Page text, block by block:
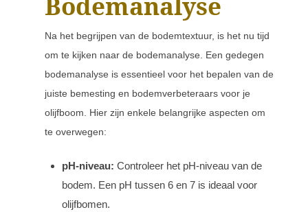
Na het begrijpen van de bodemtextuur, is het nu tijd
om te kijken naar de bodemanalyse. Een gedegen
bodemanalyse is essentieel voor het bepalen van de
juiste bemesting en bodemverbeteraars voor je
olijfboom. Hier zijn enkele belangrijke aspecten om
te overwegen:
pH-niveau: Controleer het pH-niveau van de
bodem. Een pH tussen 6 en 7 is ideaal voor
olijfbomen.